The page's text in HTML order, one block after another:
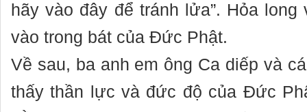
hãy vào đây để tránh lửa”. Hỏa
vào trong bát của Đức Phật.
Về sau, ba anh em ông Ca diếp và
thấy thần lực và đức độ của Đức